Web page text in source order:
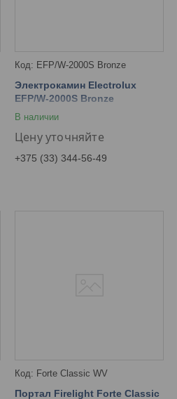
EFP/W-2000S Bronze
Электрокамин Electrolux
EFP/W-2000S Bronze
В наличии
Цену уточняйте
+375 (33) 344-56-49
Forte Classic WV
Портал Firelight Forte Classic